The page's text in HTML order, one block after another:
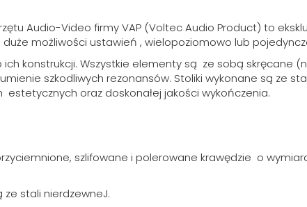
Audio-Video firmy VAP (Voltec Audio Product) to
możliwości ustawień , wielopoziomowo lub
ich konstrukcji. Wszystkie elementy są ze sobą
szkodliwych rezonansów. Stoliki wykonane są ze
oraz doskonałej jakości wykończenia.
szlifowane i polerowane krawędzie o
stali nierdzewneJ.